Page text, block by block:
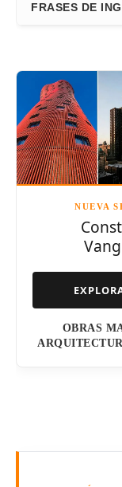
Adrian Smith
Richard Rogers
David
Kazuyo Sejima
Steven Holl
Henry N. Cobb
I.M. Pei
Luis Barragán
FRASES DE
Leslie E.
Félix Cándela
NUEVA
OBRAS